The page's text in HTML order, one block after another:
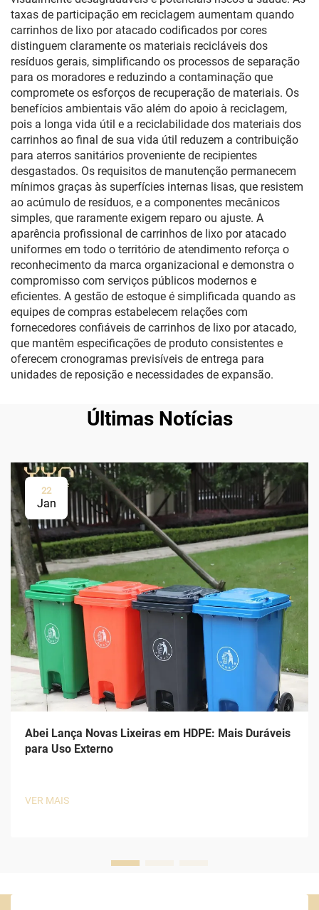
taxas de participação em reciclagem aumentam quando
carrinhos de lixo por atacado codificados por cores
distinguem claramente os materiais recicláveis dos
resíduos gerais, simplificando os processos de separação
para os moradores e reduzindo a contaminação que
compromete os esforços de recuperação de materiais. Os
benefícios ambientais vão além do apoio à reciclagem,
pois a longa vida útil e a reciclabilidade dos materiais dos
carrinhos ao final de sua vida útil reduzem a contribuição
para aterros sanitários proveniente de recipientes
desgastados. Os requisitos de manutenção permanecem
mínimos graças às superfícies internas lisas, que resistem
ao acúmulo de resíduos, e a componentes mecânicos
simples, que raramente exigem reparo ou ajuste. A
aparência profissional de carrinhos de lixo por atacado
uniformes em todo o território de atendimento reforça o
reconhecimento da marca organizacional e demonstra o
compromisso com serviços públicos modernos e
eficientes. A gestão de estoque é simplificada quando as
equipes de compras estabelecem relações com
fornecedores confiáveis de carrinhos de lixo por atacado,
que mantêm especificações de produto consistentes e
oferecem cronogramas previsíveis de entrega para
unidades de reposição e necessidades de expansão.
Últimas Notícias
22
Jan
Abei Lança Novas Lixeiras em HDPE: Mais Duráveis
para Uso Externo
VER MAIS